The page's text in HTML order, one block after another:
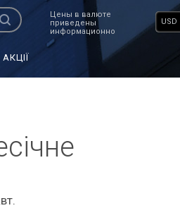
Цены в валюте
приведены
информационно
USD
АКЦІЇ